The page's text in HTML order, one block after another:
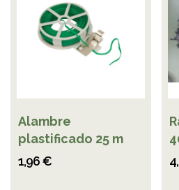
Alambre
plastificado 25 m
1,96 €